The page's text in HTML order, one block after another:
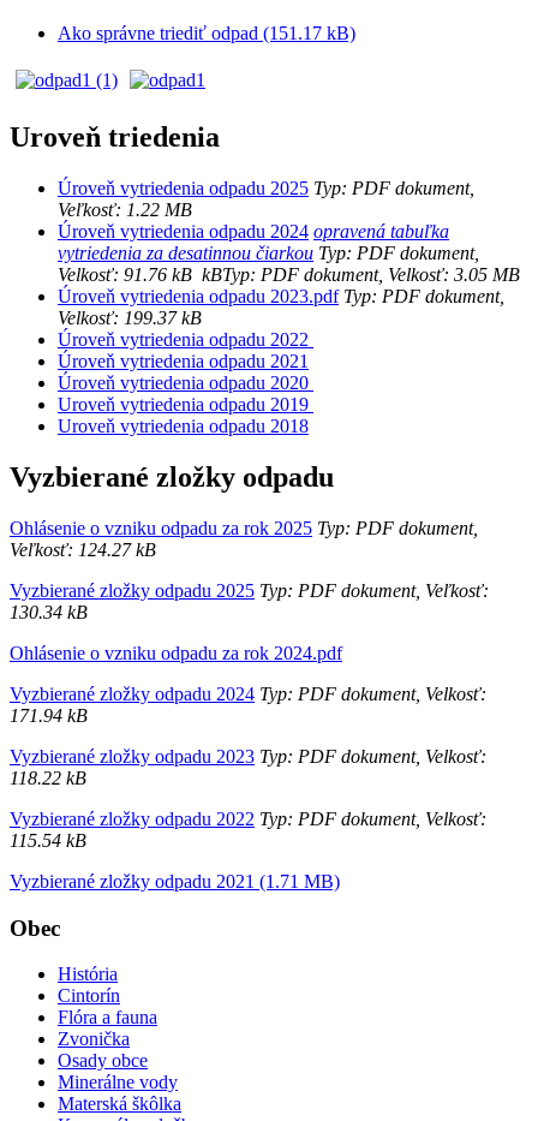
Ako správne triediť odpad (151.17 kB)
Uroveň triedenia
Úroveň vytriedenia odpadu 2025 Typ: PDF dokument,
Veľkosť: 1.22 MB
Úroveň vytriedenia odpadu 2024 opravená tabuľka
vytriedenia za desatinnou čiarkou Typ: PDF dokument,
Velkosť: 91.76 kB kBTyp: PDF dokument, Velkosť: 3.05 MB
Úroveň vytriedenia odpadu 2023.pdfTyp: PDF dokument,
Velkosť: 199.37 kB
Úroveň vytriedenia odpadu 2022
Úroveň vytriedenia odpadu 2021
Úroveň vytriedenia odpadu 2020
Uroveň vytriedenia odpadu 2019
Uroveň vytriedenia odpadu 2018
Vyzbierané zložky odpadu
Ohlásenie o vzniku odpadu za rok 2025 Typ: PDF dokument,
Veľkosť: 124.27 kB
Vyzbierané zložky odpadu 2025 Typ: PDF dokument, Veľkosť:
130.34 kB
Ohlásenie o vzniku odpadu za rok 2024.pdf
Vyzbierané zložky odpadu 2024 Typ: PDF dokument, Velkosť:
171.94 kB
Vyzbierané zložky odpadu 2023 Typ: PDF dokument, Velkosť:
118.22 kB
Vyzbierané zložky odpadu 2022 Typ: PDF dokument, Velkosť:
115.54 kB
Vyzbierané zložky odpadu 2021 (1.71 MB)
Obec
História
Cintorín
Flóra a fauna
Zvonička
Osady obce
Minerálne vody
Materská škôlka